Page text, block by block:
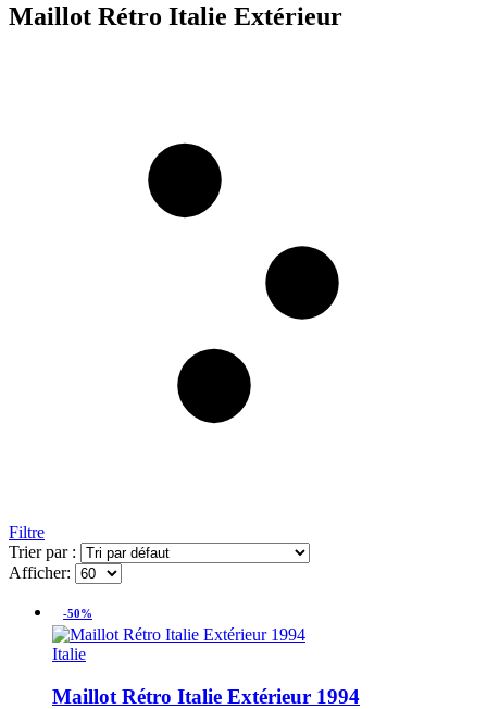
Maillot Rétro Italie Extérieur
Filtre
Trier par :
Afficher:
-50%
Italie
Maillot Rétro Italie Extérieur 1994